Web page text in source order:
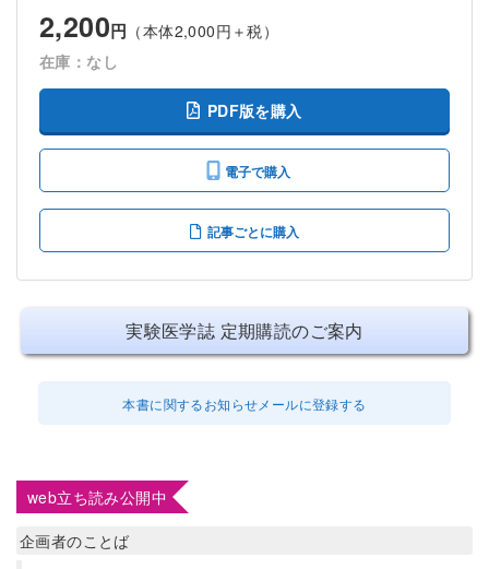
2,200円 （本体2,000円＋税）
在庫：なし
PDF版を購入
電子で購入
記事ごとに購入
実験医学誌 定期購読のご案内
本書に関するお知らせメールに登録する
web立ち読み公開中
企画者のことば